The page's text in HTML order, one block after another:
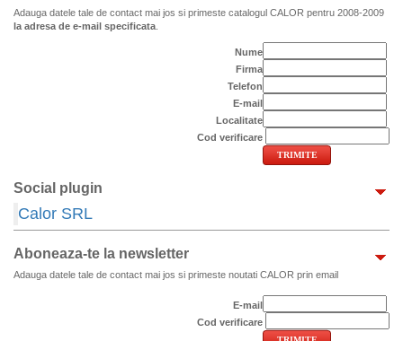
Adauga datele tale de contact mai jos si primeste catalogul CALOR pentru 2008-2009
la adresa de e-mail specificata
Nume
Firma
Telefon
E-mail
Localitate
Cod verificare
Social plugin
Calor SRL
Aboneaza-te la newsletter
Adauga datele tale de contact mai jos si primeste noutati CALOR prin email
E-mail
Cod verificare